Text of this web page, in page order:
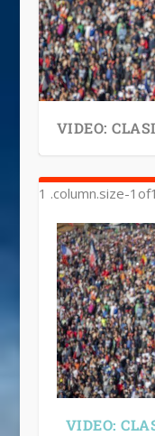
VIDEO:
VIDEO: